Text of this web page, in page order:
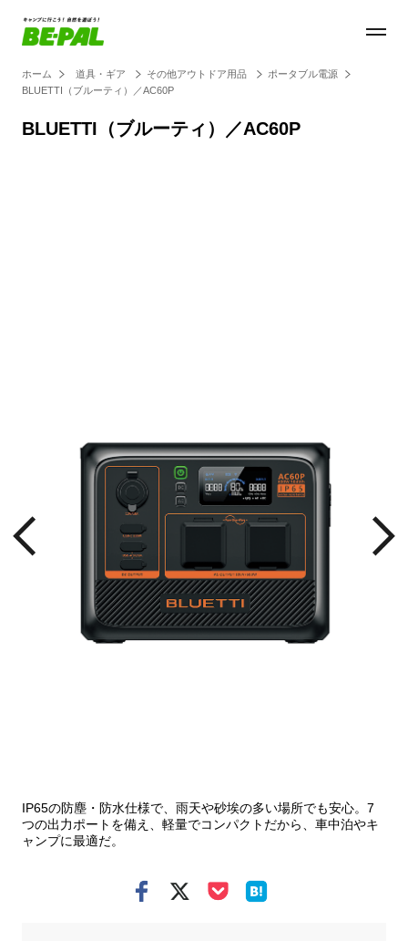
ホーム 道具・ギア その他アウトドア用品
ポータブル電源
BLUETTI（ブルーティ）／AC60P
BLUETTI（ブルーティ）／AC60P
IP65の防塵・防水仕様で、雨天や砂埃の多い場所でも安心。7
つの出力ポートを備え、軽量でコンパクトだから、車中泊やキ
ャンプに最適だ。